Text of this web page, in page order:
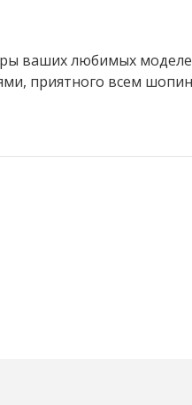
ваших любимых
приятного всем